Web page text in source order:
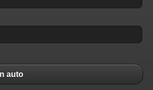
auto